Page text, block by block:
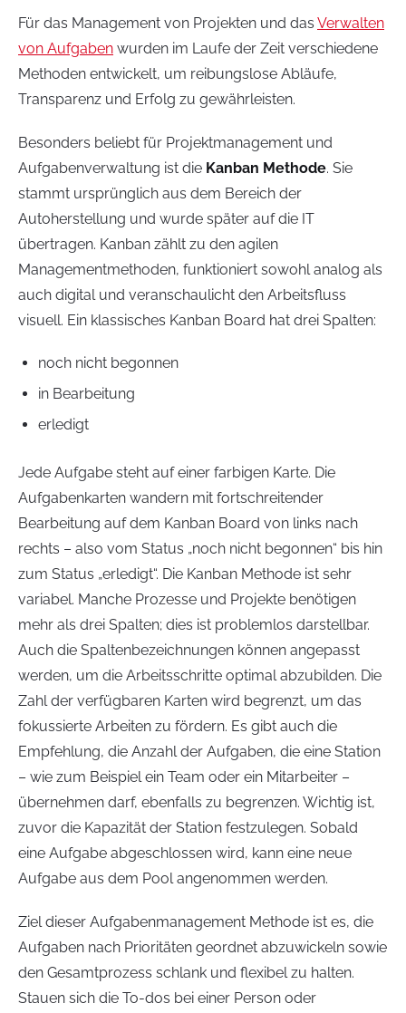
Für das Management von Projekten und das Verwalten
von Aufgaben wurden im Laufe der Zeit verschiedene
Methoden entwickelt, um reibungslose Abläufe,
Transparenz und Erfolg zu gewährleisten.
Besonders beliebt für Projektmanagement und
Aufgabenverwaltung ist die Kanban Methode. Sie
stammt ursprünglich aus dem Bereich der
Autoherstellung und wurde später auf die IT
übertragen. Kanban zählt zu den agilen
Managementmethoden, funktioniert sowohl analog als
auch digital und veranschaulicht den Arbeitsfluss
visuell. Ein klassisches Kanban Board hat drei Spalten:
noch nicht begonnen
in Bearbeitung
erledigt
Jede Aufgabe steht auf einer farbigen Karte. Die
Aufgabenkarten wandern mit fortschreitender
Bearbeitung auf dem Kanban Board von links nach
rechts – also vom Status „noch nicht begonnen“ bis hin
zum Status „erledigt“. Die Kanban Methode ist sehr
variabel. Manche Prozesse und Projekte benötigen
mehr als drei Spalten; dies ist problemlos darstellbar.
Auch die Spaltenbezeichnungen können angepasst
werden, um die Arbeitsschritte optimal abzubilden. Die
Zahl der verfügbaren Karten wird begrenzt, um das
fokussierte Arbeiten zu fördern. Es gibt auch die
Empfehlung, die Anzahl der Aufgaben, die eine Station
– wie zum Beispiel ein Team oder ein Mitarbeiter –
übernehmen darf, ebenfalls zu begrenzen. Wichtig ist,
zuvor die Kapazität der Station festzulegen. Sobald
eine Aufgabe abgeschlossen wird, kann eine neue
Aufgabe aus dem Pool angenommen werden.
Ziel dieser Aufgabenmanagement Methode ist es, die
Aufgaben nach Prioritäten geordnet abzuwickeln sowie
den Gesamtprozess schlank und flexibel zu halten.
Stauen sich die To-dos bei einer Person oder